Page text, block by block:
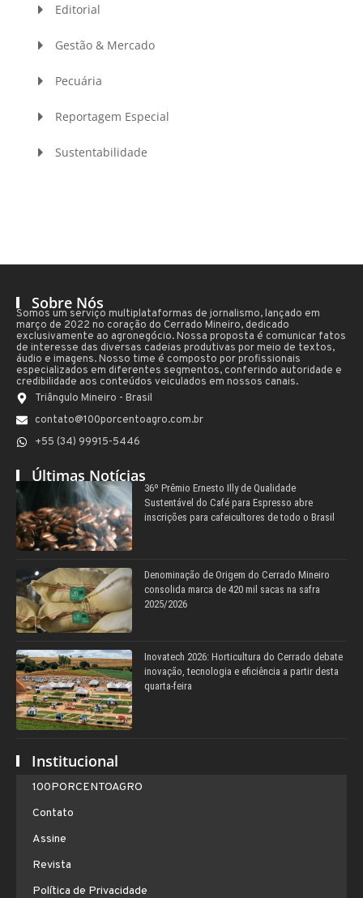
Editorial
Gestão & Mercado
Pecuária
Reportagem Especial
Sustentabilidade
Sobre Nós
Somos um serviço multiplataformas de jornalismo, lançado em
março de 2022 no coração do Cerrado Mineiro, dedicado
exclusivamente ao agronegócio. Nossa proposta é comunicar fatos
de interesse das diversas cadeias produtivas por meio de textos,
áudio e imagens. Nosso time é composto por profissionais
especializados em diferentes segmentos, conferindo autoridade e
credibilidade aos conteúdos veiculados em nossos canais.
Triângulo Mineiro - Brasil
contato@100porcentoagro.com.br
+55 (34) 99915-5446
Últimas Notícias
36º Prêmio Ernesto Illy de Qualidade
Sustentável do Café para Espresso abre
inscrições para cafeicultores de todo o Brasil
Denominação de Origem do Cerrado Mineiro
consolida marca de 420 mil sacas na safra
2025/2026
Inovatech 2026: Horticultura do Cerrado debate
inovação, tecnologia e eficiência a partir desta
quarta-feira
Institucional
100PORCENTOAGRO
Contato
Assine
Revista
Política de Privacidade